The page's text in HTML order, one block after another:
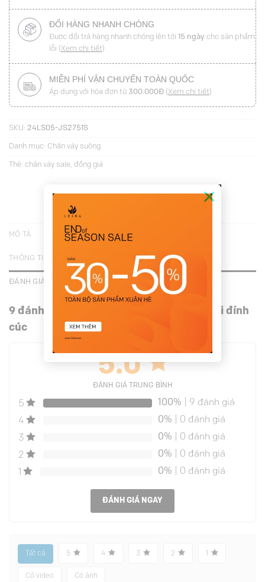
×
ĐỔI HÀNG NHANH CHÓNG
Được đổi trả hàng nhanh chóng lên tới 15 ngày cho sản phẩm
lỗi (Xem chi tiết)
MIỄN PHÍ VẬN CHUYỂN TOÀN QUỐC
Áp dụng với hóa đơn từ 300.000Đ(Xem chi tiết)
SKU: 24LS05-JS2751S
Danh mục: Chân váy suông
Thẻ: chân váy sale, đồng giá
MÔ TẢ
THÔNG TIN BỔ SUNG
ĐÁNH GIÁ (9)
9 đánh giá cho
Chân váy suông can giả túi đính
cúc
5.0
ĐÁNH GIÁ TRUNG BÌNH
5 100% | 9 đánh giá
4
0% | 0 đánh giá
3
0% | 0 đánh giá
2
0% | 0 đánh giá
0% | 0 đánh giá
ĐÁNH GIÁ NGAY
Tất cả 5 4 3 2
Có video Có ảnh